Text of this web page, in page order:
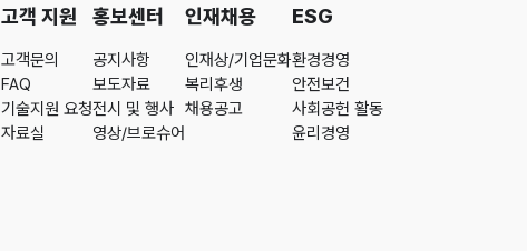
고객 지원
고객문의
FAQ
기술지원 요청
자료실
홍보센터
공지사항
보도자료
전시 및 행사
영상/브로슈어
인재채용
인재상/기업문화
복리후생
채용공고
ESG
환경경영
안전보건
사회공헌 활동
윤리경영